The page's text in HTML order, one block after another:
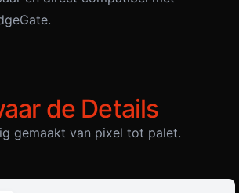
de Details
gemaakt van pixel tot palet.